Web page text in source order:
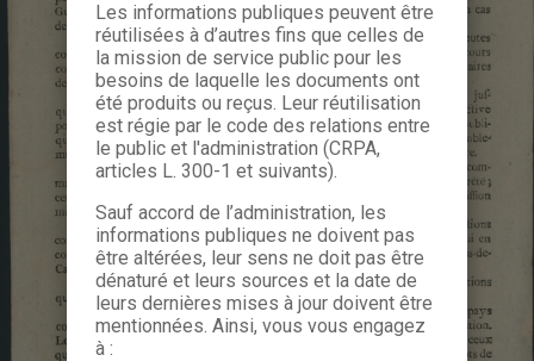
Les informations publiques peuvent être
réutilisées à d’autres fins que celles de
la mission de service public pour les
besoins de laquelle les documents ont
été produits ou reçus. Leur réutilisation
est régie par le code des relations entre
le public et l'administration (CRPA,
articles L. 300-1 et suivants).
Sauf accord de l’administration, les
informations publiques ne doivent pas
être altérées, leur sens ne doit pas être
dénaturé et leurs sources et la date de
leurs dernières mises à jour doivent être
mentionnées. Ainsi, vous vous engagez
à :